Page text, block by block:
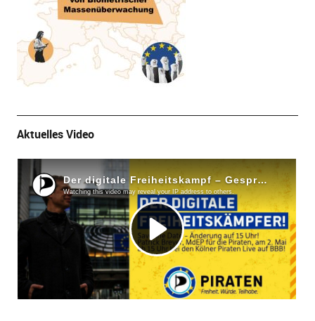
Aktuelles Video